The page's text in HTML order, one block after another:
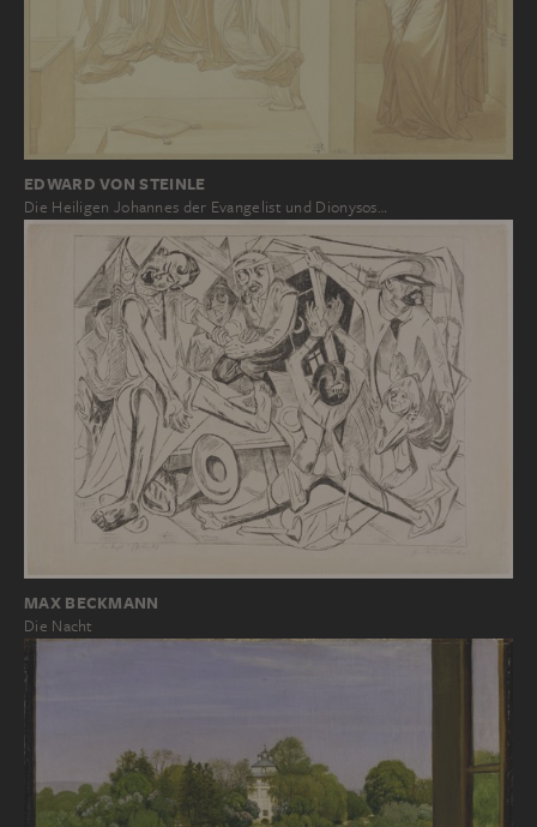
EDWARD VON STEINLE
Die Heiligen Johannes der Evangelist und Dionysos…
MAX BECKMANN
Die Nacht